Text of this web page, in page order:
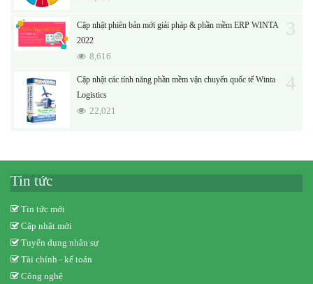
Cập nhật phiên bản mới giải pháp & phần mềm ERP WINTA
2022
8,616
3
Cập nhật các tính năng phần mềm vận chuyển quốc tế Winta
Logistics
22,021
4
Tin tức
Tin tức mới
Cập nhật mới
Tuyển dụng nhân sự
Tài chính - kế toán
Công nghệ